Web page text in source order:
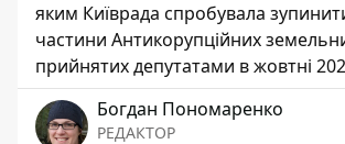
яким Київрада спробувала
частини Антикорупційних
прийнятих депутатами в жовтні
Богдан Пономаренко
РЕДАКТОР